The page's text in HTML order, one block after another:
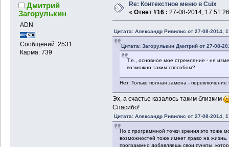
Дмитрий
Загорулькин
ADN
Сообщений: 2531
Карма: 739
Re: Контекстное меню в Cuix
« Ответ #16 : 27-08-2014,
Цитата: Александр Ривилис от 27-08-2014,
Цитата: Загорулькин Дмитрий от 27-08-
Т.е., основное мое стремление - не
возможно таким способом?
Нет. Только полная замена -
Эх, а счастье казалось таким близким
Спасибо!
Цитата: Александр Ривилис от 27-08-2014,
Но с программной точки зрения это тоже
возможностей тоже имеет право на
программно добавляешь свои пункты,